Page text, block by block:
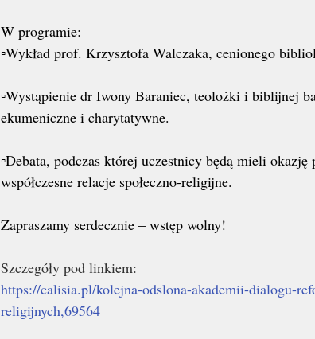
W programie:
▫️Wykład prof. Krzysztofa Walczaka, cenionego
▫️Wystąpienie dr Iwony Baraniec, teolożki i biblijnej
ekumeniczne i charytatywne.
▫️Debata, podczas której uczestnicy będą mieli
współczesne relacje społeczno-religijne.
Zapraszamy serdecznie – wstęp wolny!
Szczegóły pod linkiem:
https://calisia.pl/kolejna-odslona-akademii-dialogu-
religijnych,69564